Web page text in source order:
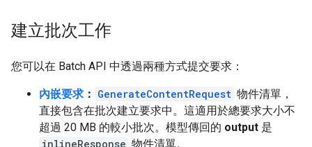
建立批次工作
您可以在 Batch API 中透過兩種方式提交要求：
內嵌要求 ： GenerateContentRequest 物件清單，
直接包含在批次建立要求中。這適用於總要求大小不
超過 20 MB 的較小批次。模型傳回的 output 是
inlineResponse 物件清單。